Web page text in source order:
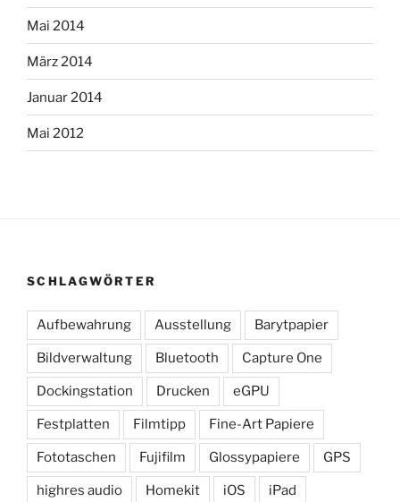
Mai 2014
März 2014
Januar 2014
Mai 2012
SCHLAGWÖRTER
Aufbewahrung Ausstellung Barytpapier
Bildverwaltung Bluetooth Capture One
Dockingstation Drucken eGPU
Festplatten Filmtipp Fine-Art Papiere
Fototaschen Fujifilm Glossypapiere GPS
highres audio Homekit iOS iPad